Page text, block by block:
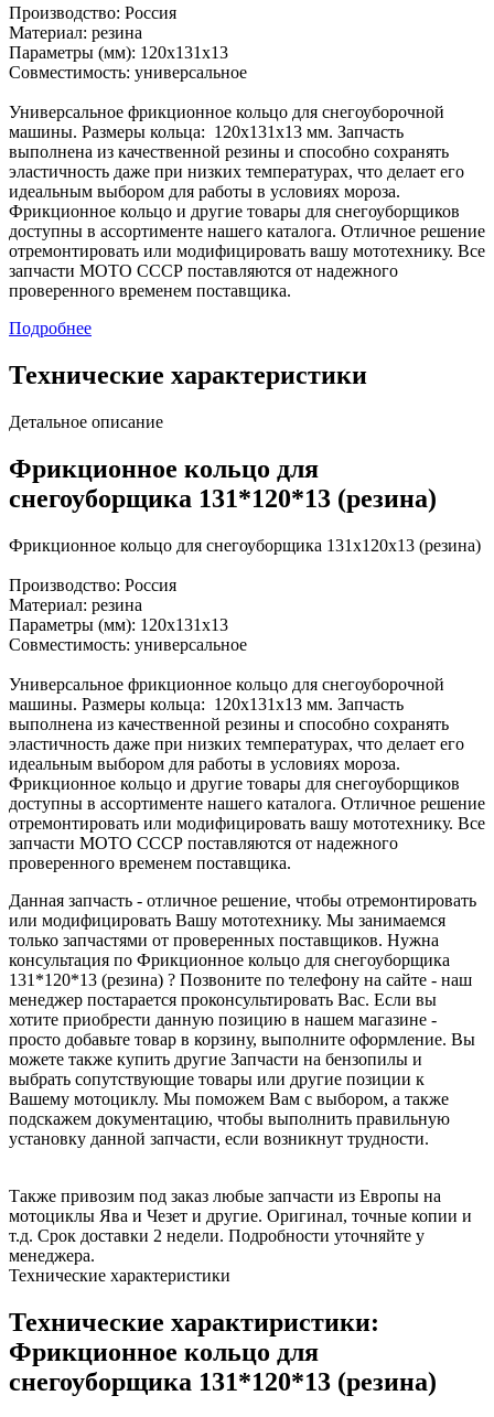
Производство: Россия
Материал: резина
Параметры (мм): 120х131х13
Совместимость: универсальное
Универсальное фрикционное кольцо для снегоуборочной
машины. Размеры кольца: 120х131х13 мм. Запчасть
выполнена из качественной резины и способно сохранять
эластичность даже при низких температурах, что делает его
идеальным выбором для работы в условиях мороза.
Фрикционное кольцо и другие товары для снегоуборщиков
доступны в ассортименте нашего каталога. Отличное решение
отремонтировать или модифицировать вашу мототехнику. Все
запчасти МОТО СССР поставляются от надежного
проверенного временем поставщика.
Подробнее
Технические характеристики
Детальное описание
Фрикционное кольцо для
снегоуборщика 131*120*13 (резина)
Фрикционное кольцо для снегоуборщика 131х120х13 (резина)
Производство: Россия
Материал: резина
Параметры (мм): 120х131х13
Совместимость: универсальное
Универсальное фрикционное кольцо для снегоуборочной
машины. Размеры кольца: 120х131х13 мм. Запчасть
выполнена из качественной резины и способно сохранять
эластичность даже при низких температурах, что делает его
идеальным выбором для работы в условиях мороза.
Фрикционное кольцо и другие товары для снегоуборщиков
доступны в ассортименте нашего каталога. Отличное решение
отремонтировать или модифицировать вашу мототехнику. Все
запчасти МОТО СССР поставляются от надежного
проверенного временем поставщика.
Данная запчасть - отличное решение, чтобы отремонтировать
или модифицировать Вашу мототехнику. Мы занимаемся
только запчастями от проверенных поставщиков. Нужна
консультация по Фрикционное кольцо для снегоуборщика
131*120*13 (резина) ? Позвоните по телефону на сайте - наш
менеджер постарается проконсультировать Вас. Если вы
хотите приобрести данную позицию в нашем магазине -
просто добавьте товар в корзину, выполните оформление. Вы
можете также купить другие Запчасти на бензопилы и
выбрать сопутствующие товары или другие позиции к
Вашему мотоциклу. Мы поможем Вам с выбором, а также
подскажем документацию, чтобы выполнить правильную
установку данной запчасти, если возникнут трудности.
Также привозим под заказ любые запчасти из Европы на
мотоциклы Ява и Чезет и другие. Оригинал, точные копии и
т.д. Срок доставки 2 недели. Подробности уточняйте у
менеджера.
Технические характеристики
Технические характиристики:
Фрикционное кольцо для
снегоуборщика 131*120*13 (резина)